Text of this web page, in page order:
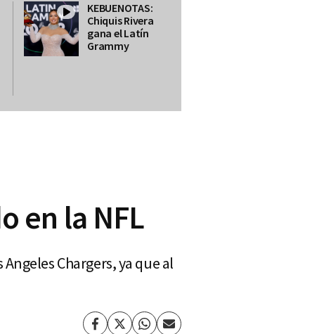
KEBUENOTAS:
Chiquis Rivera
gana el Latín
Grammy
en la NFL
Chargers, ya que al
Facebook
TwitterWhatsapp
Enviar